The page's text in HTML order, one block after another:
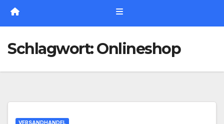
Schlagwort:Onlineshop
VERSANDHANDEL